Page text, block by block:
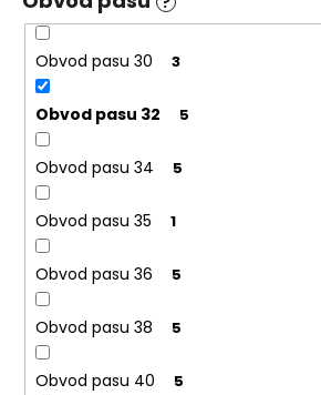
Obvod pasu 30 3
Obvod pasu 32 5
Obvod pasu 34 5
Obvod pasu 35 1
Obvod pasu 36 5
Obvod pasu 38 5
Obvod pasu 40 5